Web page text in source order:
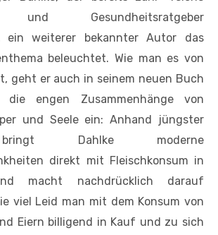
und Gesundheitsratgeber
ein weiterer bekannter Autor das
beleuchtet. Wie man es von
geht er auch in seinem neuen Buch
engen Zusammenhänge von
und Seele ein: Anhand jüngster
Dahlke moderne
direkt mit Fleischkonsum in
macht nachdrücklich darauf
viel Leid man mit dem Konsum von
Eiern billigend in Kauf und zu sich